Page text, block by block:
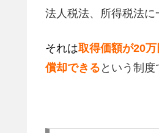
法人税法、所得税法に
それは取得価額が20
償却できる という制度